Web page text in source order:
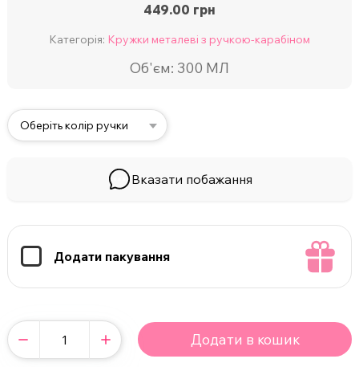
449.00 грн
Категорія: Кружки металеві з ручкою-карабіном
Об'єм: 300 МЛ
Оберіть колір ручки
Вказати побажання
Додати пакування
Додати в кошик